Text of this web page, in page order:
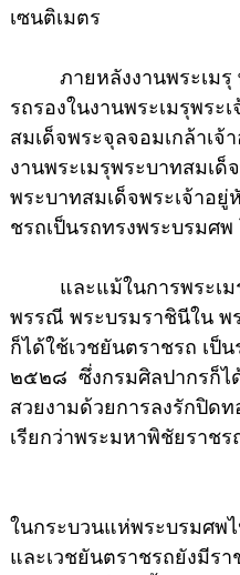
เซนติเมตร
ภายหลังงานพระเมรุ พ
รถรองในงานพระเมรุพร
สมเด็จพระจุลจอมเกล้าเ
งานพระเมรุพระบาทสมเด็
พระบาทสมเด็จพระเจ้าอ
ชรถเป็นรถทรงพระบรมศ
และแม้ในการพระเมรุ
พรรณี พระบรมราชินีใน พ
ก็ได้ใช้เวชยันตราชรถ เป็
๒๕๒๘ ซึ่งกรมศิลปากรก็ไ
สวยงามด้วยการลงรักปิด
เรียกว่าพระมหาพิชัยราชร
ในกระบวนแห่พระบรมศพ
และเวชยันตราชรถยังมีร